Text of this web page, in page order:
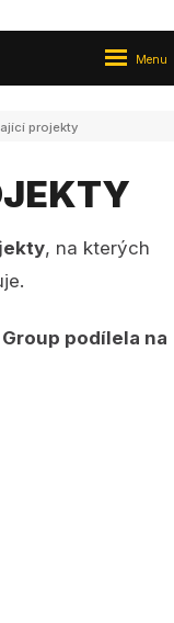
menu
projekty
, na kterých
podílela na